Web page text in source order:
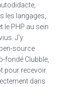
les langages,
le PHP au sein
J'y
source
fondé Clubble,
pour recevoir
dans